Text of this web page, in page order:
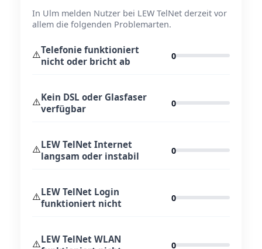
In Ulm melden Nutzer bei LEW TelNet derzeit vor
allem die folgenden Problemarten.
⚠️Telefonie funktioniert
nicht oder bricht ab
0
⚠️Kein DSL oder Glasfaser
verfügbar
0
⚠️LEW TelNet Internet
langsam oder instabil
0
⚠️LEW TelNet Login
funktioniert nicht
0
⚠️LEW TelNet WLAN
0